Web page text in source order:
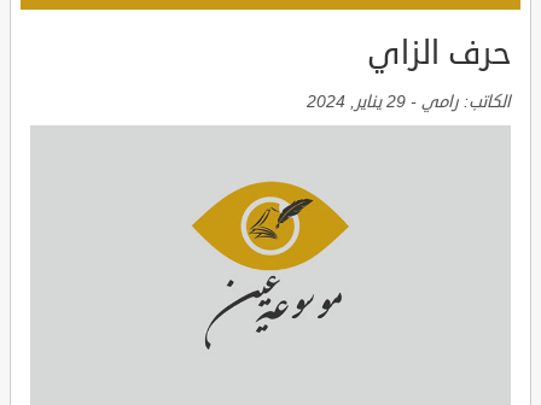
حرف الزاي
الكاتب: رامي - 29 يناير, 2024